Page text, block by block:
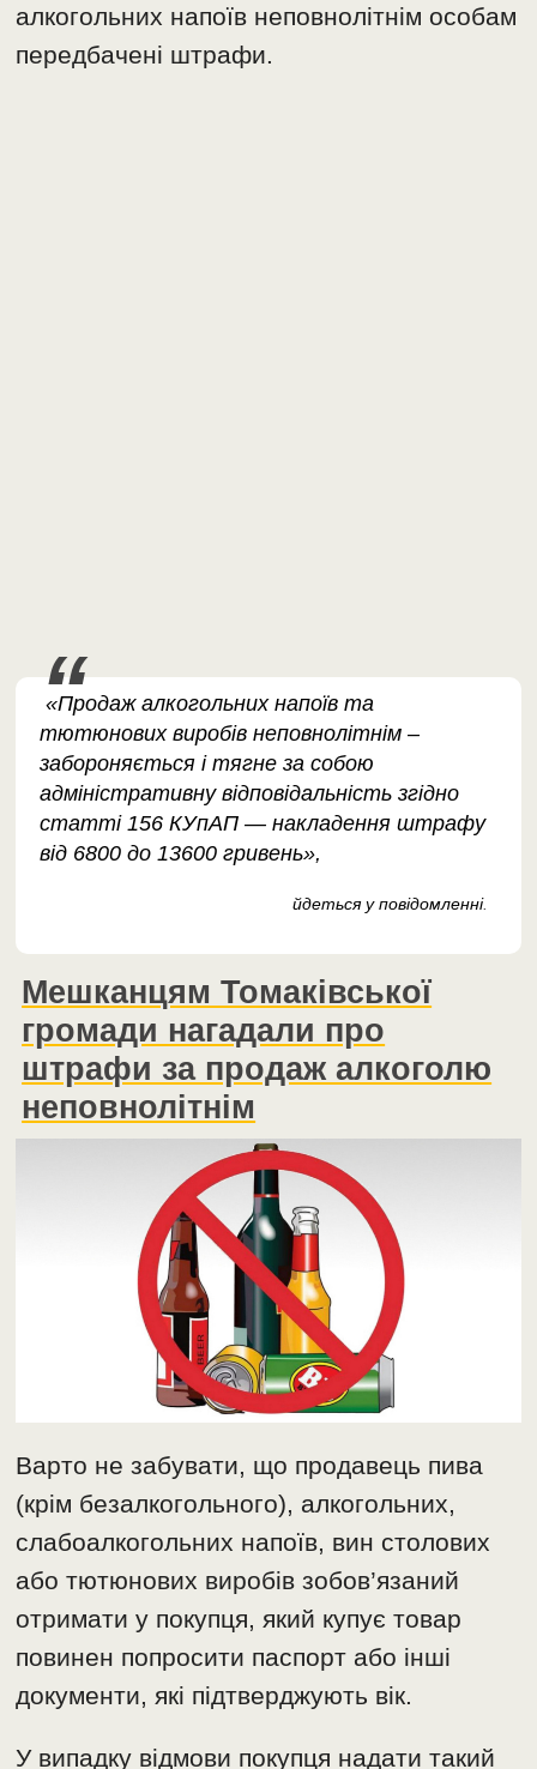
алкогольних напоїв неповнолітнім особам
передбачені штрафи.
«Продаж алкогольних напоїв та
тютюнових виробів неповнолітнім –
забороняється і тягне за собою
адміністративну відповідальність згідно
статті 156 КУпАП — накладення штрафу
від 6800 до 13600 гривень»,
йдеться у повідомленні.
Мешканцям Томаківської
громади нагадали про
штрафи за продаж алкоголю
неповнолітнім
Варто не забувати, що продавець пива
(крім безалкогольного), алкогольних,
слабоалкогольних напоїв, вин столових
або тютюнових виробів зобов’язаний
отримати у покупця, який купує товар
повинен попросити паспорт або інші
документи, які підтверджують вік.
У випадку відмови покупця надати такий